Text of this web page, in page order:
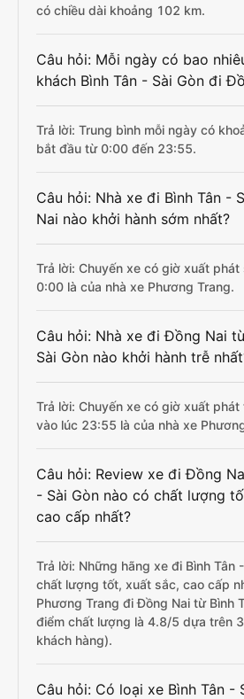
có chiều dài khoảng 102 km.
Câu hỏi: Mỗi ngày có bao
khách Bình Tân - Sài Gòn đi
Trả lời: Trung bình mỗi ngày có
bắt đầu từ 0:00 đến 23:55.
Câu hỏi: Nhà xe đi Bình Tân -
Nai nào khởi hành sớm nhất?
Trả lời: Chuyến xe có giờ xuất
0:00 là của nhà xe Phương Trang.
Câu hỏi: Nhà xe đi Đồng Nai
Sài Gòn nào khởi hành trễ
Trả lời: Chuyến xe có giờ xuất phát
vào lúc 23:55 là của nhà xe
Câu hỏi: Review xe đi Đồng
- Sài Gòn nào có chất lượng
cao cấp nhất?
Trả lời: Những hãng xe đi Bình Tân
chất lượng tốt, xuất sắc, cao cấp
Phương Trang đi Đồng Nai từ Bình
điểm chất lượng là 4.8/5 dựa trên
khách hàng).
Câu hỏi: Có loại xe Bình Tân -